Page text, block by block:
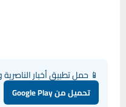
📱 حمل تطبيق أخبار
تحميل من Google Play